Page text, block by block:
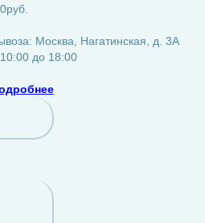
Москва, Нагатинская, д. 3А
до 18:00